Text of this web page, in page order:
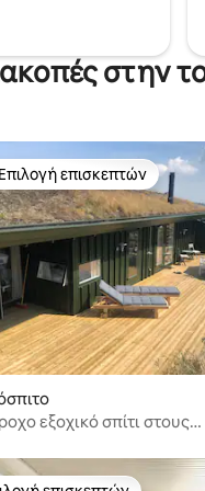
στην
στα 5, 52 κριτικές
επιλογή επισκεπτών
Επιλογή επισκεπτών
εξοχικό σπίτι στους